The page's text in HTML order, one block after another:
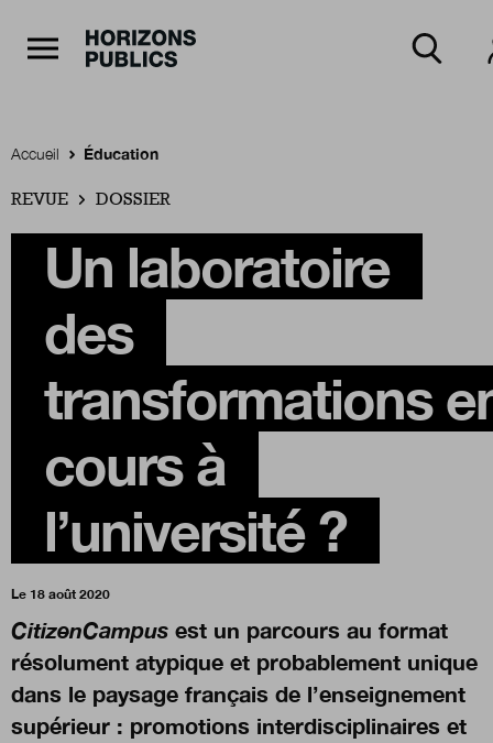
Accueil
Rubriques
Thèmes
Numéros
Boutique
Qui sommes-nous ?
Nous contacter
Accueil Éducation
REVUE DOSSIER
Un laboratoire
des
transformations
cours à
l’université ?
Le 18 août 2020
CitizenCampus est un parcours au format
résolument atypique et probablement unique
dans le paysage français de l’enseignement
supérieur : promotions interdisciplinaires et